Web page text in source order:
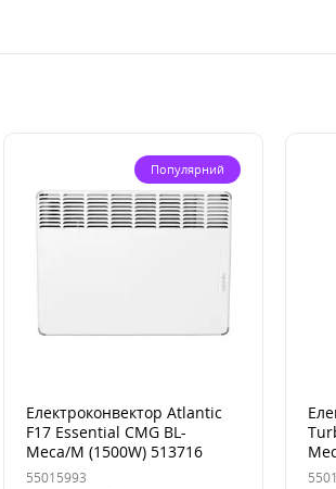
Популярний
Електроконвектор Atlantic
F17 Essential CMG BL-
Meca/M (1500W) 513716
55015993